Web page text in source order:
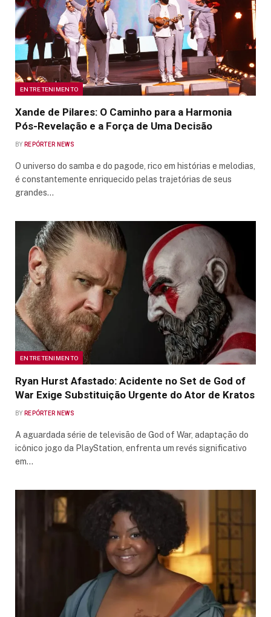
ENTRETENIMENTO
Xande de Pilares: O Caminho para a Harmonia
Pós-Revelação e a Força de Uma Decisão
BY REPÓRTER NEWS
O universo do samba e do pagode, rico em histórias e melodias,
é constantemente enriquecido pelas trajetórias de seus
grandes…
ENTRETENIMENTO
Ryan Hurst Afastado: Acidente no Set de God of
War Exige Substituição Urgente do Ator de Kratos
BY REPÓRTER NEWS
A aguardada série de televisão de God of War, adaptação do
icônico jogo da PlayStation, enfrenta um revés significativo
em…